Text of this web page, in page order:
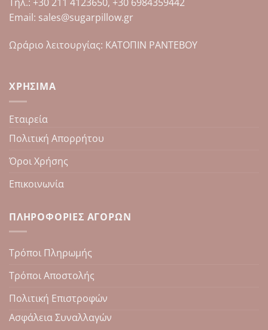
Email: sales@sugarpillow.gr
Ωράριο λειτουργίας: ΚΑΤΟΠΙΝ ΡΑΝΤΕΒΟΥ
ΧΡΉΣΙΜΑ
Εταιρεία
Πολιτική Απορρήτου
Όροι Χρήσης
Επικοινωνία
ΠΛΗΡΟΦΟΡΊΕΣ ΑΓΟΡΏΝ
Τρόποι Πληρωμής
Τρόποι Αποστολής
Πολιτική Επιστροφών
Ασφάλεια Συναλλαγών